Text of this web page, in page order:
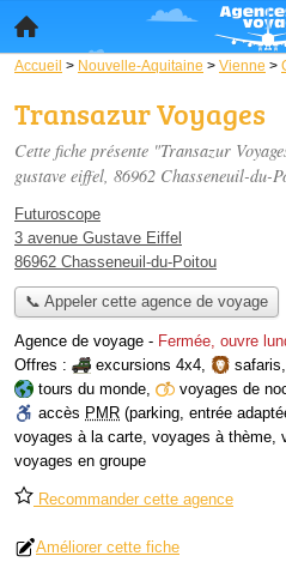
Accueil > Nouvelle-Aquitaine > Vienne >
Transazur Voyages
Cette fiche présente "Transazur
gustave eiffel, 86962 Chasseneuil-du-
Futuroscope
3 avenue Gustave Eiffel
86962 Chasseneuil-du-Poitou
📞 Appeler cette agence de voyage
Agence de voyage - Fermée, ouvre
Offres :
excursions 4x4, safaris,
tours du monde, voyages de
accès PMR (parking, entrée
voyages à la carte, voyages à thème,
voyages en groupe
Recommander cette agence
Améliorer cette fiche